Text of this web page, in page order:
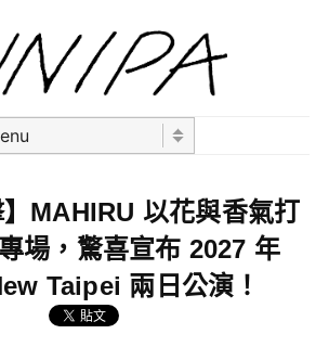
】MAHIRU 以花與香氣打
場，驚喜宣布 2027 年
Taipei 兩日公演！